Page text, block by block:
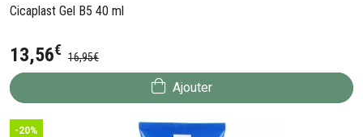
Cicaplast Gel B5 40 ml
13,56€ 16,95€
Ajouter
-20%